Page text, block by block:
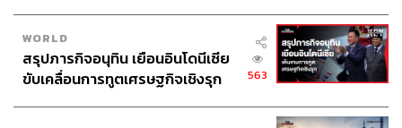
WORLD
สรุปภารกิจอนุทิน เยือนอินโดนีเซีย
ขับเคลื่อนการทูตเศรษฐกิจเชิงรุก
563